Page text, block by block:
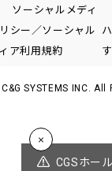
CGSホー
ソーシャルメディ
シー／ソーシャル
ア利用規約
SYSTEMS INC. All